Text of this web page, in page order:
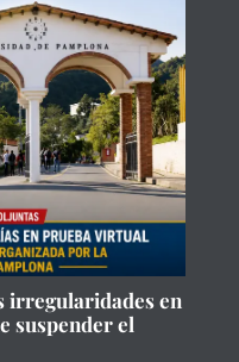
irregularidades en
suspender el